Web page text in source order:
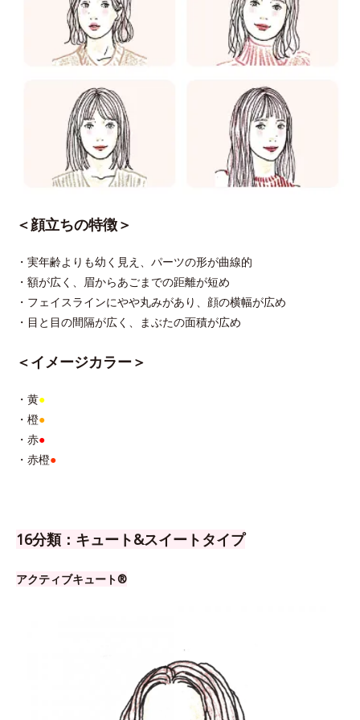
＜顔立ちの特徴＞
・実年齢よりも幼く見え、パーツの形が曲線的
・額が広く、眉からあごまでの距離が短め
・フェイスラインにやや丸みがあり、顔の横幅が広め
・目と目の間隔が広く、まぶたの面積が広め
＜イメージカラー＞
・黄●
・橙●
・赤●
・赤橙●
16分類：キュート&スイートタイプ
アクティブキュート®